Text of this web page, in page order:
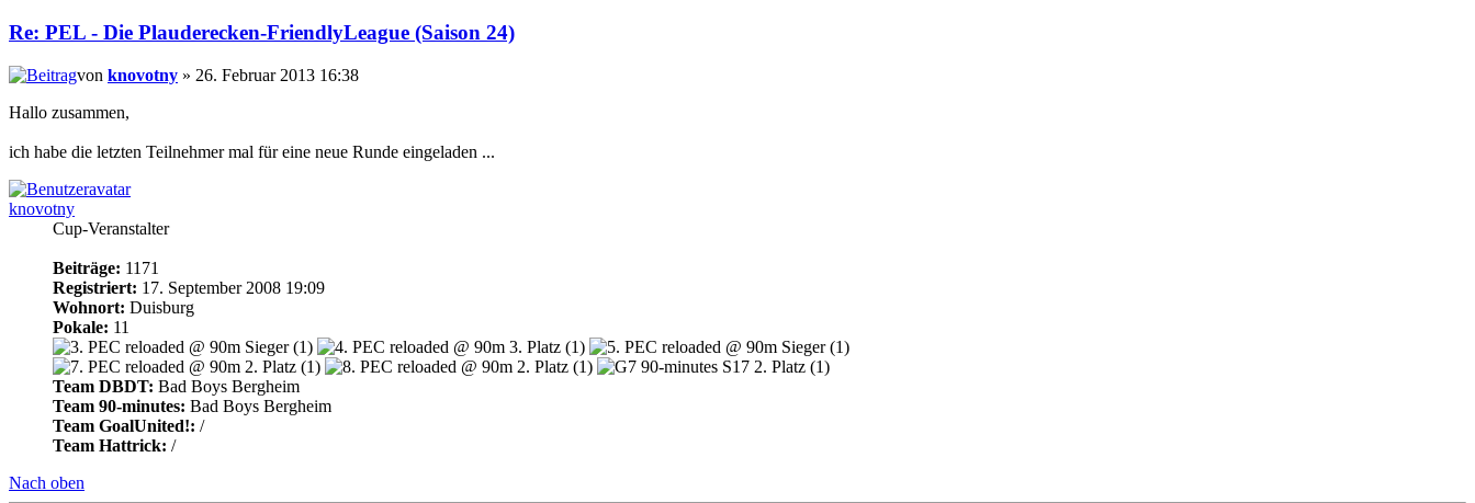
Re: PEL - Die Plauderecken-FriendlyLeague (Saison 24)
von knovotny » 26. Februar 2013 16:38
Hallo zusammen,
ich habe die letzten Teilnehmer mal für eine neue Runde eingeladen ...
knovotny
Cup-Veranstalter
Beiträge: 1171
Registriert: 17. September 2008 19:09
Wohnort: Duisburg
Pokale: 11
Team DBDT: Bad Boys Bergheim
Team 90-minutes: Bad Boys Bergheim
Team GoalUnited!: /
Team Hattrick: /
Nach oben